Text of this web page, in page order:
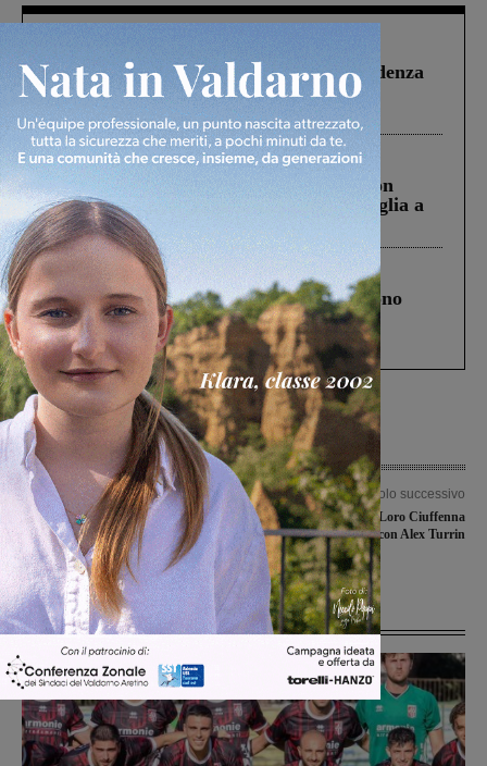
Piscina di Figline finanziata oltre la scadenza
Pnrr, il gruppo di Fratelli d’Italia: “Un
ringraziamento al Governo”
Cronaca 3 Agosto 2026
Scomparso da una struttura di Castiglion
Fiorentino l’uomo che aveva ucciso la figlia a
Levane nel 2020
Cronaca 4 Agosto 2026
Un anno fa la strage in A1 in cui morirono
Gianni, Giulia e Franco. Lo schianto, il
processo, lo stop ai sorpassi fra tir....
Articolo precedente
La Sangiovannese attende il
Montecatini nel turno
infrasettimanale
Articolo successivo
Festa Mastromarco a Loro Ciuffenna
con Alex Turrin
Ultime Notizie